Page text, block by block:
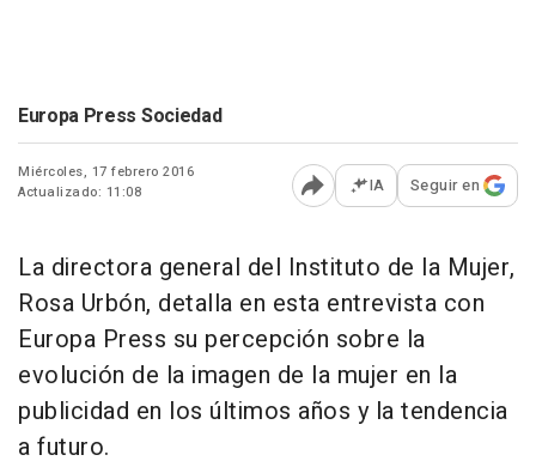
Europa Press Sociedad
Miércoles, 17 febrero 2016
Actualizado: 11:08
Abrir opciones para
IA Seguir en
La directora general del Instituto de la Mujer,
Rosa Urbón, detalla en esta entrevista con
Europa Press su percepción sobre la
evolución de la imagen de la mujer en la
publicidad en los últimos años y la tendencia
a futuro.